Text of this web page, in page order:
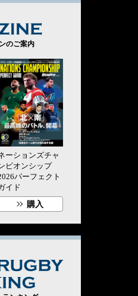
のご案内
ーションズチャ
ピオンシップ
パーフェクト
イド
購入